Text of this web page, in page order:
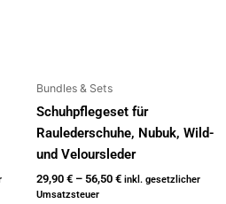
Bundles & Sets
Schuhpflegeset für
Raulederschuhe, Nubuk, Wild-
und Veloursleder
29,90 € – 56,50 € inkl. gesetzlicher
Umsatzsteuer